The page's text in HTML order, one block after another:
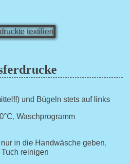
und Bügeln stets auf links
Waschprogramm
in die Handwäsche geben,
reinigen